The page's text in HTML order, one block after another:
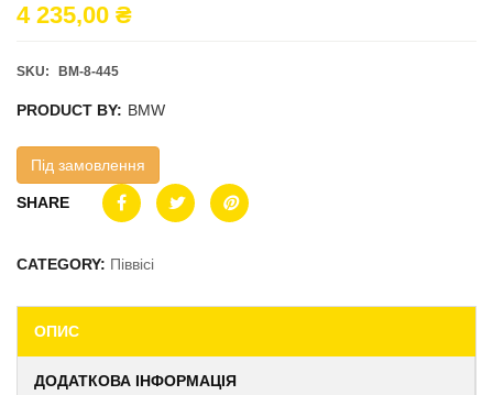
4 235,00 ₴
SKU: BM-8-445
PRODUCT BY: BMW
Під замовлення
SHARE
CATEGORY: Піввісі
ОПИС
ДОДАТКОВА ІНФОРМАЦІЯ